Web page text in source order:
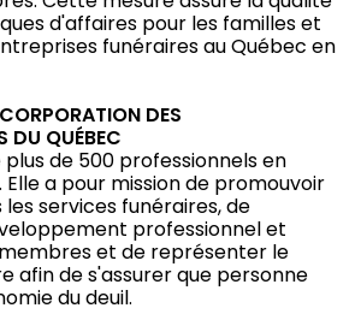
d'affaires pour les familles et
funéraires au Québec en
DES
DU QUÉBEC
plus de 500 professionnels en
a pour mission de promouvoir
services funéraires, de
professionnel et
et de représenter le
afin de s'assurer que personne
du deuil.